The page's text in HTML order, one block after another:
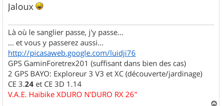
Jaloux
Là où le sanglier passe, j'y passe...
... et vous y passerez aussi...
http://picasaweb.google.com/luidji76
GPS GaminForetrex201 (suffisant dans bien des cas)
2 GPS BAYO: Exploreur 3 V3 et XC (découverte/jardinage)
CE 3.24 et CE 3D 1.14
V.A.E. Haibike XDURO N'DURO RX 26"